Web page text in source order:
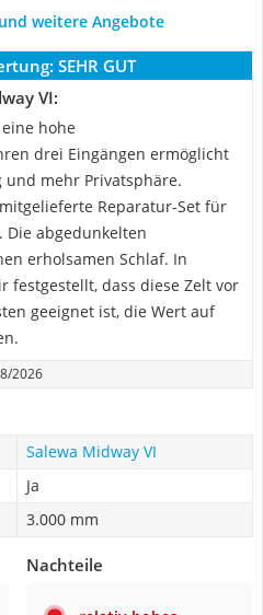
weitere Angebote
SEHR GUT
VI:
hohe
drei Eingängen ermöglicht
und mehr Privatsphäre.
Reparatur-Set für
Die abgedunkelten
erholsamen Schlaf. In
festgestellt, dass diese Zelt vor
geeignet ist, die Wert auf
2026
Salewa Midway VI
Ja
3.000 mm
Nachteile